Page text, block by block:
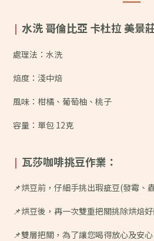
| 水洗 哥倫比亞 卡杜拉 美景
處理法：水洗
焙度：淺中焙
風味： 柑橘、葡萄柚、桃子
容量：單包 12克
| 瓦莎咖啡挑豆作業：
📌烘豆前，仔細手挑出瑕疵豆(發霉、
📌烘豆後，再一次雙重把關挑除烘焙好
📌雙層把關，為了讓您喝得放心及安心